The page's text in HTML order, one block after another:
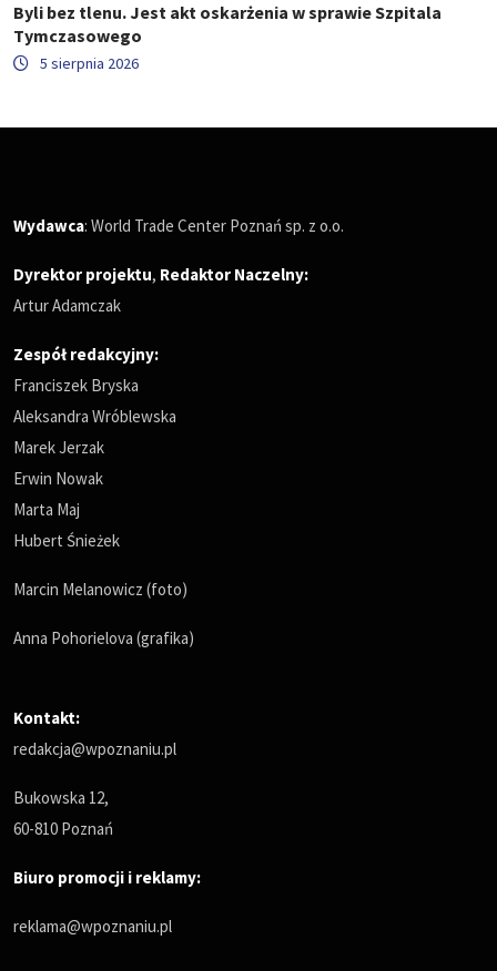
Byli bez tlenu. Jest akt oskarżenia w sprawie Szpitala
Tymczasowego
5 sierpnia 2026
Wydawca: World Trade Center Poznań sp. z o.o.
Dyrektor projektu, Redaktor Naczelny:
Artur Adamczak
Zespół redakcyjny:
Franciszek Bryska
Aleksandra Wróblewska
Marek Jerzak
Erwin Nowak
Marta Maj
Hubert Śnieżek
Marcin Melanowicz (foto)
Anna Pohorielova (grafika)
Kontakt:
redakcja@wpoznaniu.pl
Bukowska 12,
60-810 Poznań
Biuro promocji i reklamy:
reklama@wpoznaniu.pl